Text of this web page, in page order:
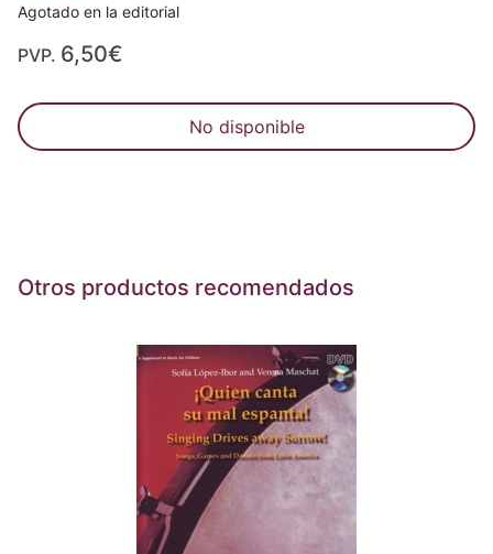
Agotado en la editorial
PVP. 6,50€
No disponible
Otros productos recomendados